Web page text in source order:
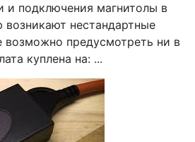
и подключения магнитолы в
нестандартные
возможно предусмотреть ни в
куплена на: ...